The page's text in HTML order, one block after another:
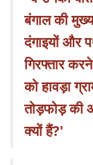
बंगाल की
दंगाइयों और
गिरफ्तार
को हावड़ा
तोड़फोड़ की
क्यों हैं?'